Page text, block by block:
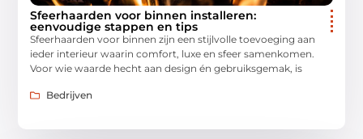
Sfeerhaarden voor binnen installeren:
eenvoudige stappen en tips
Sfeerhaarden voor binnen zijn een stijlvolle toevoeging aan
ieder interieur waarin comfort, luxe en sfeer samenkomen.
Voor wie waarde hecht aan design én gebruiksgemak, is
Bedrijven